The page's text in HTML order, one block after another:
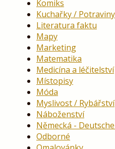
Komiks
Kuchařky / Potraviny
Literatura faktu
Mapy
Marketing
Matematika
Medicína a léčitelství
Místopisy
Móda
Myslivost / Rybářství
Náboženství
Německá -
Odborné